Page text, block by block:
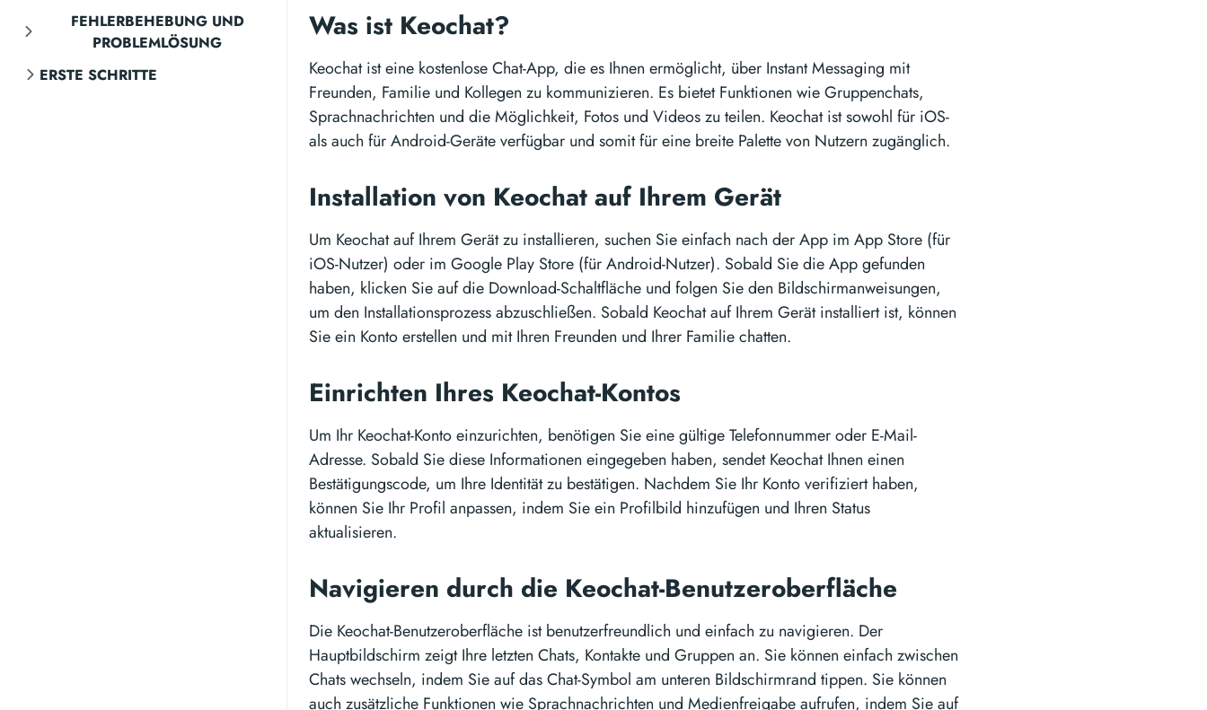
FEHLERBEHEBUNG UND
PROBLEMLÖSUNG
ERSTE SCHRITTE
Was ist Keochat?
Keochat ist eine kostenlose Chat-App, die es Ihnen ermöglicht, über Instant Messaging mit
Freunden, Familie und Kollegen zu kommunizieren. Es bietet Funktionen wie Gruppenchats,
Sprachnachrichten und die Möglichkeit, Fotos und Videos zu teilen. Keochat ist sowohl für iOS-
als auch für Android-Geräte verfügbar und somit für eine breite Palette von Nutzern zugänglich.
Installation von Keochat auf Ihrem Gerät
Um Keochat auf Ihrem Gerät zu installieren, suchen Sie einfach nach der App im App Store (für
iOS-Nutzer) oder im Google Play Store (für Android-Nutzer). Sobald Sie die App gefunden
haben, klicken Sie auf die Download-Schaltfläche und folgen Sie den Bildschirmanweisungen,
um den Installationsprozess abzuschließen. Sobald Keochat auf Ihrem Gerät installiert ist, können
Sie ein Konto erstellen und mit Ihren Freunden und Ihrer Familie chatten.
Einrichten Ihres Keochat-Kontos
Um Ihr Keochat-Konto einzurichten, benötigen Sie eine gültige Telefonnummer oder E-Mail-
Adresse. Sobald Sie diese Informationen eingegeben haben, sendet Keochat Ihnen einen
Bestätigungscode, um Ihre Identität zu bestätigen. Nachdem Sie Ihr Konto verifiziert haben,
können Sie Ihr Profil anpassen, indem Sie ein Profilbild hinzufügen und Ihren Status
aktualisieren.
Navigieren durch die Keochat-Benutzeroberfläche
Die Keochat-Benutzeroberfläche ist benutzerfreundlich und einfach zu navigieren. Der
Hauptbildschirm zeigt Ihre letzten Chats, Kontakte und Gruppen an. Sie können einfach zwischen
Chats wechseln, indem Sie auf das Chat-Symbol am unteren Bildschirmrand tippen. Sie können
auch zusätzliche Funktionen wie Sprachnachrichten und Medienfreigabe aufrufen, indem Sie auf